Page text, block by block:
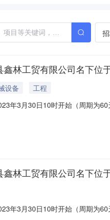
林工贸有限公司名下
设备
工程
年3月30日10时开始（周期为
元，保证金：800元，增价
林工贸有限公司名下
年3月30日10时开始（周期为